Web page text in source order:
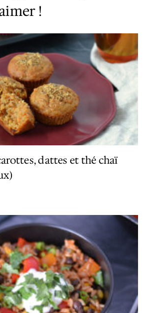
!
dattes et thé chaï